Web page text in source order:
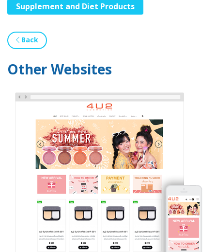
Supplement and Diet Products
Back
Other Websites